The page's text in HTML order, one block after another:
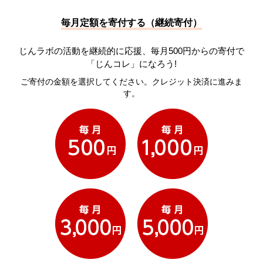
毎月定額を寄付する（継続寄付）
じんラボの活動を継続的に応援、毎月500円からの寄付で
「じんコレ」になろう!
ご寄付の金額を選択してください。クレジット決済に進みま
す。